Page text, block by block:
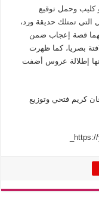
كليب وحمل توقيع
التي تمتلك حديقة ورد،
قصة إعجاب ضمن
بصريا، كما ظهرت
إطلالة عروس أضفت
كريم فتحي وتوزيع